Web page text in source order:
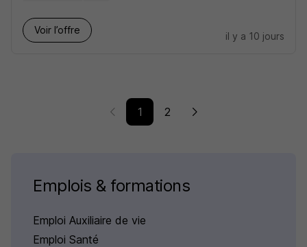
Voir l’offre
il y a 10 jours
1 2
Emplois & formations
Emploi Auxiliaire de vie
Emploi Santé